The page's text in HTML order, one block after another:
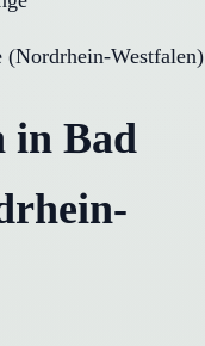
(Nordrhein-Westfalen)
in Bad